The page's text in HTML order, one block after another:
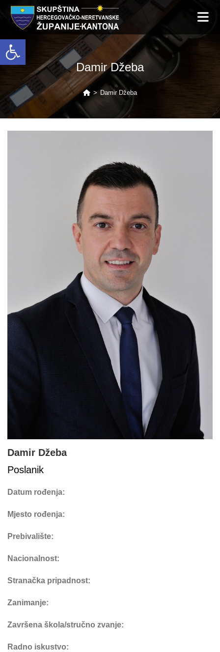
Open toolbar
Damir Džeba
> Damir Džeba
Damir Džeba
Poslanik
Datum rođenja:
Mjesto rođenja:
Prebivalište:
Nacionalnost:
Stranačka pripadnost:
Zanimanje:
Završena škola/stručno zvanje:
Radno iskustvo: